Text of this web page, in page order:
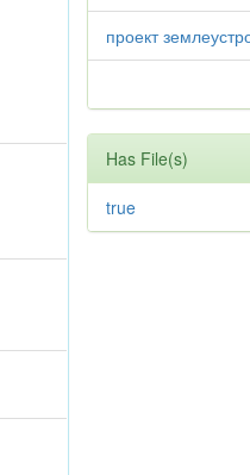
проект
Has File(s)
true